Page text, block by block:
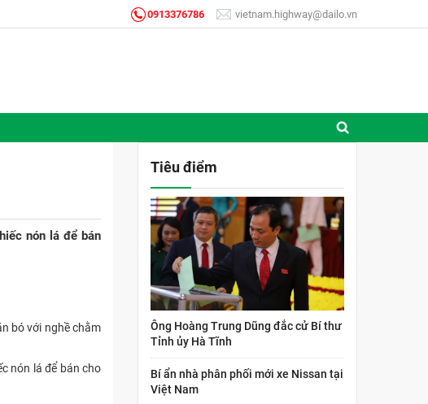
0913376786 vietnam.highway@dailo.vn
nón lá để bán
bó với nghề chằm
nón lá để bán cho
Tiêu điểm
Ông Hoàng Trung Dũng đắc cử Bí thư
Tỉnh ủy Hà Tĩnh
Bí ẩn nhà phân phối mới xe Nissan tại
Việt Nam